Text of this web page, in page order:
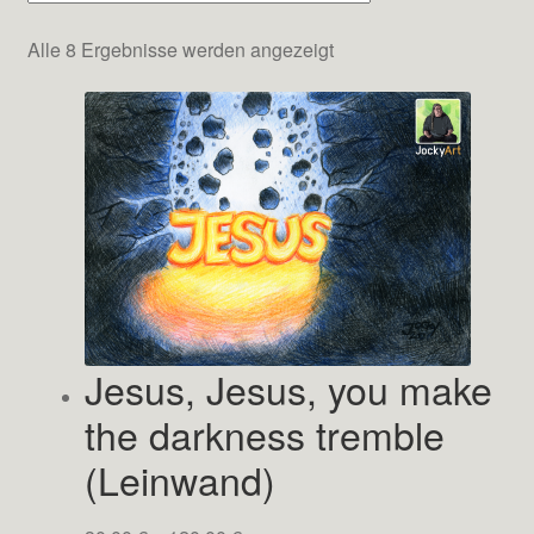
Testimonials
Kontakt
Alle 8 Ergebnisse werden angezeigtNach
sortiert
Jesus, Jesus, you make
the darkness tremble
(Leinwand)